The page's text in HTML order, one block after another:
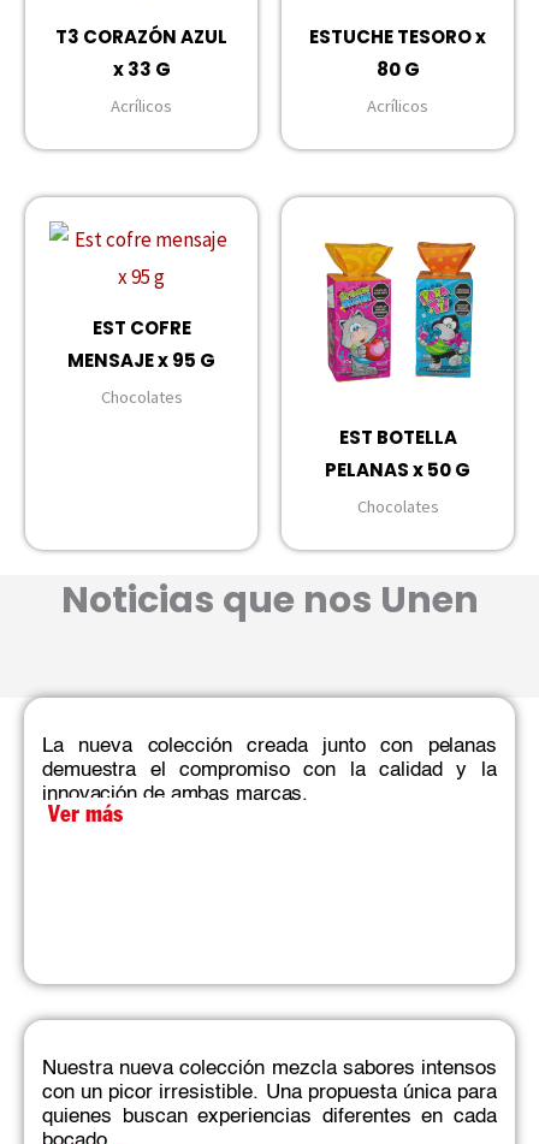
T3 CORAZÓN AZUL
x 33 G
Acrílicos
ESTUCHE TESORO x
80 G
Acrílicos
EST COFRE
MENSAJE x 95 G
Chocolates
EST BOTELLA
PELANAS x 50 G
Chocolates
Noticias que nos Unen
La nueva colección creada junto con pelanas
demuestra el compromiso con la calidad y la
innovación de ambas marcas.​
Ver más
Nuestra nueva colección mezcla sabores intensos
con un picor irresistible. Una propuesta única para
quienes buscan experiencias diferentes en cada